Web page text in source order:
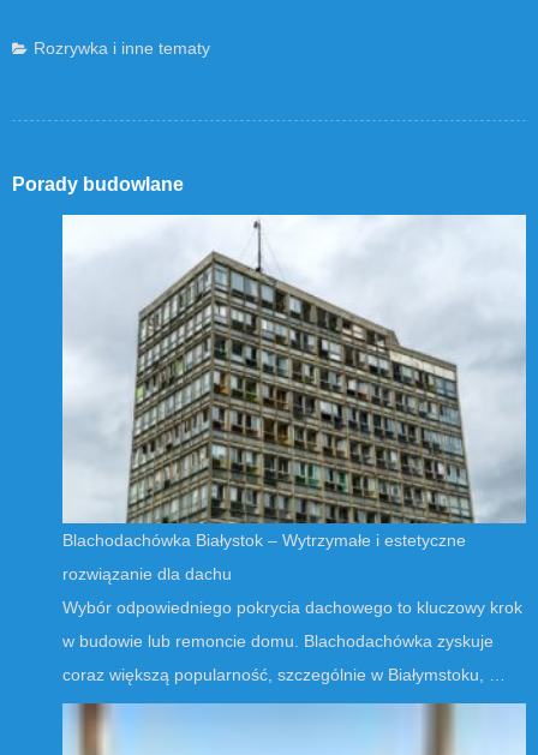
Rozrywka i inne tematy
Porady budowlane
Blachodachówka Białystok – Wytrzymałe i estetyczne
rozwiązanie dla dachu
Wybór odpowiedniego pokrycia dachowego to kluczowy krok
w budowie lub remoncie domu. Blachodachówka zyskuje
coraz większą popularność, szczególnie w Białymstoku, …